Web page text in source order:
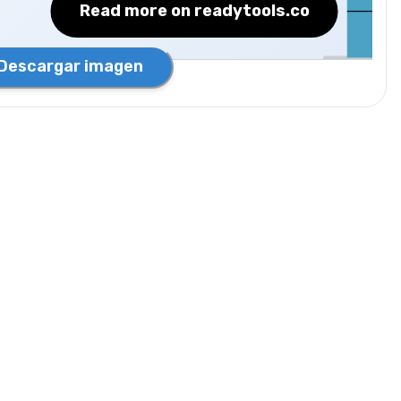
Read more on readytools.co
posible. 💙
imagen